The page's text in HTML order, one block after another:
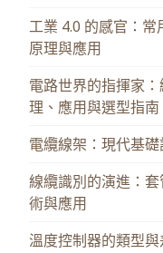
工業 4.0 的感官：常
原理與應用
電路世界的指揮家
理、應用與選型指南
電纜線架：現代基
線纜識別的演進：
術與應用
溫度控制器的類型與